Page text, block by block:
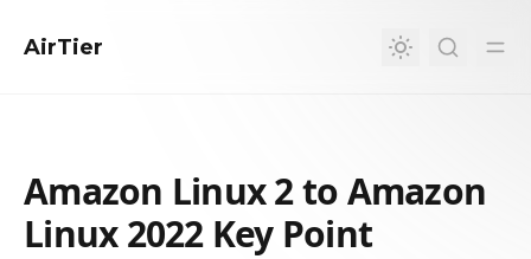
AirTier
Amazon Linux 2 to Amazon
Linux 2022 Key Point